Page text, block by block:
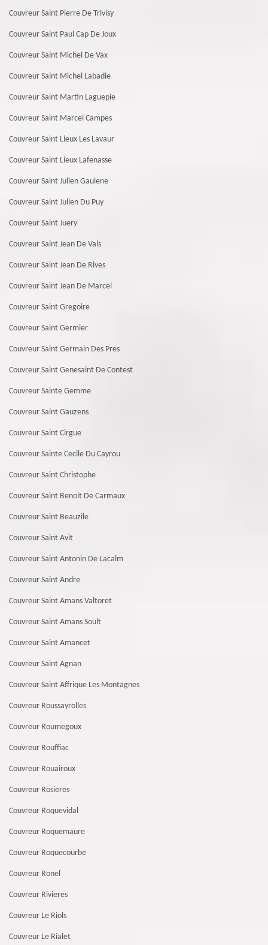
Couvreur Saint Pierre De Trivisy
Couvreur Saint Paul Cap De Joux
Couvreur Saint Michel De Vax
Couvreur Saint Michel Labadie
Couvreur Saint Martin Laguepie
Couvreur Saint Marcel Campes
Couvreur Saint Lieux Les Lavaur
Couvreur Saint Lieux Lafenasse
Couvreur Saint Julien Gaulene
Couvreur Saint Julien Du Puy
Couvreur Saint Juery
Couvreur Saint Jean De Vals
Couvreur Saint Jean De Rives
Couvreur Saint Jean De Marcel
Couvreur Saint Gregoire
Couvreur Saint Germier
Couvreur Saint Germain Des Pres
Couvreur Saint Genesaint De Contest
Couvreur Sainte Gemme
Couvreur Saint Gauzens
Couvreur Saint Cirgue
Couvreur Sainte Cecile Du Cayrou
Couvreur Saint Christophe
Couvreur Saint Benoit De Carmaux
Couvreur Saint Beauzile
Couvreur Saint Avit
Couvreur Saint Antonin De Lacalm
Couvreur Saint Andre
Couvreur Saint Amans Valtoret
Couvreur Saint Amans Soult
Couvreur Saint Amancet
Couvreur Saint Agnan
Couvreur Saint Affrique Les Montagnes
Couvreur Roussayrolles
Couvreur Roumegoux
Couvreur Rouffiac
Couvreur Rouairoux
Couvreur Rosieres
Couvreur Roquevidal
Couvreur Roquemaure
Couvreur Roquecourbe
Couvreur Ronel
Couvreur Rivieres
Couvreur Le Riols
Couvreur Le Rialet